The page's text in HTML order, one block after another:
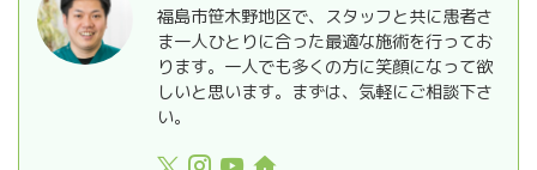
福島市笹木野地区で、スタッフと共に患者さ
ま一人ひとりに合った最適な施術を行ってお
ります。一人でも多くの方に笑顔になって欲
しいと思います。まずは、気軽にご相談下さ
い。